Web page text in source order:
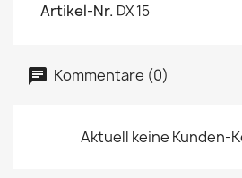
Artikel-Nr. DX 15
Kommentare (0)
Aktuell keine Kunden-